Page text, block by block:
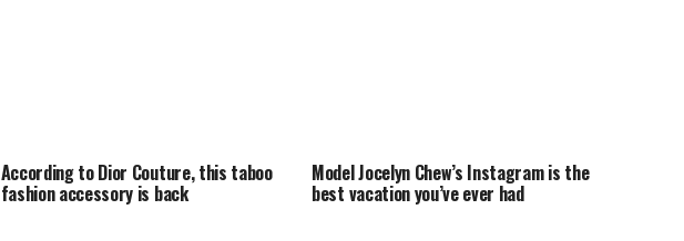
According to Dior Couture, this taboo
fashion accessory is back
Model Jocelyn Chew’s Instagram is the
best vacation you’ve ever had